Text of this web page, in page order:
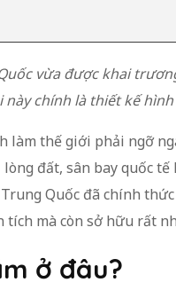
vừa được khai
này chính là thiết kế
làm thế giới phải ngỡ
đất, sân bay quốc
Quốc đã chính
tích mà còn sở hữu rất
ở đâu?